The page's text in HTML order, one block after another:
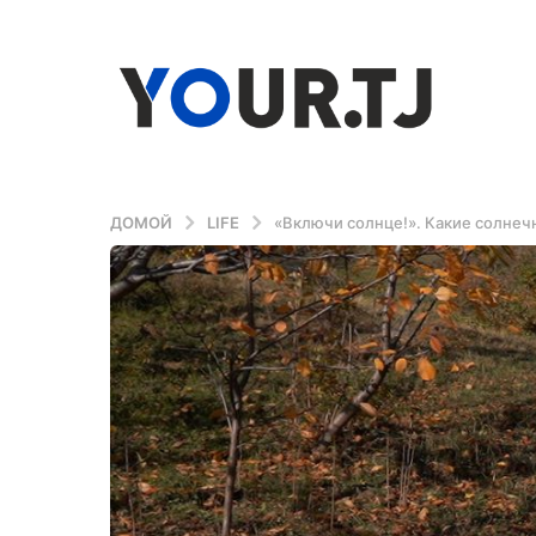
ДОМОЙ LIFE «Включи солнце!». Какие